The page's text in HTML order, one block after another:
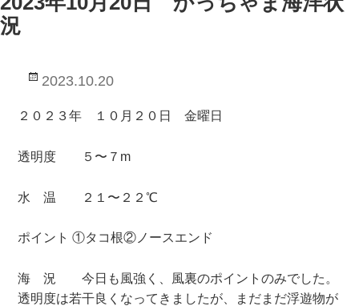
況
投
2023.10.20
２０２３年 １０月２０日 金曜日
透明度 ５〜７m
水 温 ２１〜２２℃
ポイント ①タコ根②ノースエンド
海 況 今日も風強く、風裏のポイントのみでした。
透明度は若干良くなってきましたが、まだまだ浮遊物が